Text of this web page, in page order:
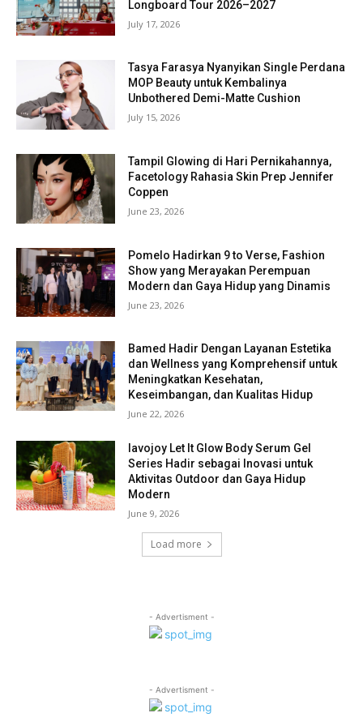
Longboard Tour 2026–2027
July 17, 2026
Tasya Farasya Nyanyikan Single Perdana
MOP Beauty untuk Kembalinya
Unbothered Demi-Matte Cushion
July 15, 2026
Tampil Glowing di Hari Pernikahannya,
Facetology Rahasia Skin Prep Jennifer
Coppen
June 23, 2026
Pomelo Hadirkan 9 to Verse, Fashion
Show yang Merayakan Perempuan
Modern dan Gaya Hidup yang Dinamis
June 23, 2026
Bamed Hadir Dengan Layanan Estetika
dan Wellness yang Komprehensif untuk
Meningkatkan Kesehatan,
Keseimbangan, dan Kualitas Hidup
June 22, 2026
lavojoy Let It Glow Body Serum Gel
Series Hadir sebagai Inovasi untuk
Aktivitas Outdoor dan Gaya Hidup
Modern
June 9, 2026
Load more
- Advertisment -
- Advertisment -